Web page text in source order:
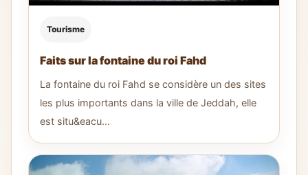
Tourisme
Faits sur la fontaine du roi Fahd
La fontaine du roi Fahd se considère un des sites
les plus importants dans la ville de Jeddah, elle
est situ&eacu...